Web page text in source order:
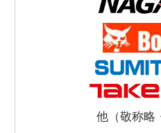
他（敬称略